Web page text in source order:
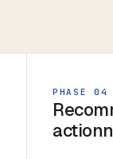
PHASE 04